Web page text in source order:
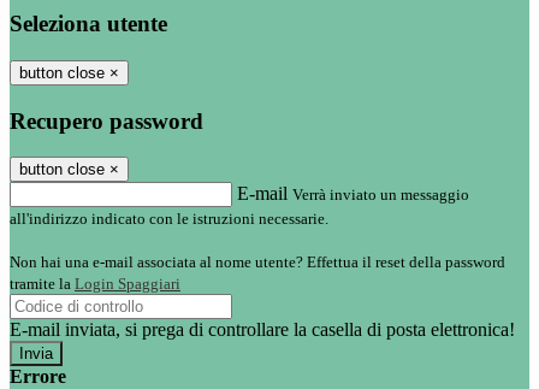
Seleziona utente
button close ×
Recupero password
button close ×
E-mail Verrà inviato un messaggio
all'indirizzo indicato con le istruzioni necessarie.
Non hai una e-mail associata al nome utente? Effettua il reset della password
tramite la Login Spaggiari
E-mail inviata, si prega di controllare la casella di posta elettronica!
Errore